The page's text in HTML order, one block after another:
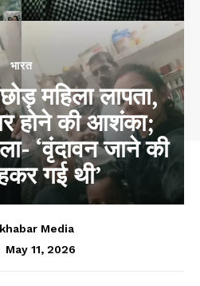
भारत
महिला लापता,
होने की आशंका;
‘वृंदावन जाने की
गई थी’
Media
May 11, 2026